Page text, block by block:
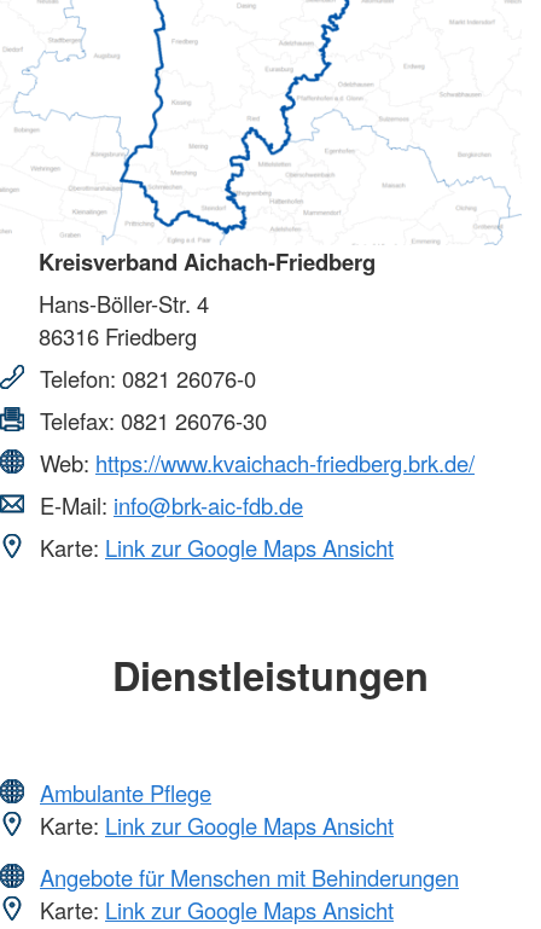
Kreisverband Aichach-Friedberg
Hans-Böller-Str. 4
86316 Friedberg
Telefon: 0821 26076-0
Telefax: 0821 26076-30
Web: https://www.kvaichach-friedberg.brk.de/
E-Mail: info@brk-aic-fdb.de
Karte: Link zur Google Maps Ansicht
Dienstleistungen
Ambulante Pflege
Karte: Link zur Google Maps Ansicht
Angebote für Menschen mit Behinderungen
Karte: Link zur Google Maps Ansicht